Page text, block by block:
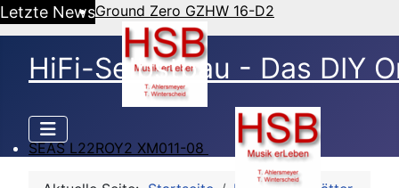
Letzte NewsGround Zero GZHW 16-D2
SEAS L22ROY2 XM011-08
HiFi-Selbstbau - Das DIY